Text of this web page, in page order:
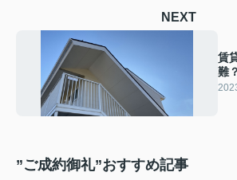
NEXT
賃
難
の
”ご成約御礼”おすすめ記事